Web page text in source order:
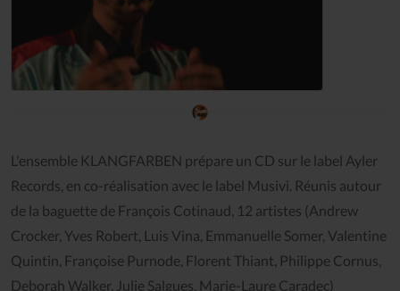
L'ensemble KLANGFARBEN prépare un CD sur le label Ayler
Records, en co-réalisation avec le label Musivi. Réunis autour
de la baguette de François Cotinaud, 12 artistes (Andrew
Crocker, Yves Robert, Luis Vina, Emmanuelle Somer, Valentine
Quintin, Françoise Purnode, Florent Thiant, Philippe Cornus,
Deborah Walker, Julie Salgues, Marie-Laure Caradec)